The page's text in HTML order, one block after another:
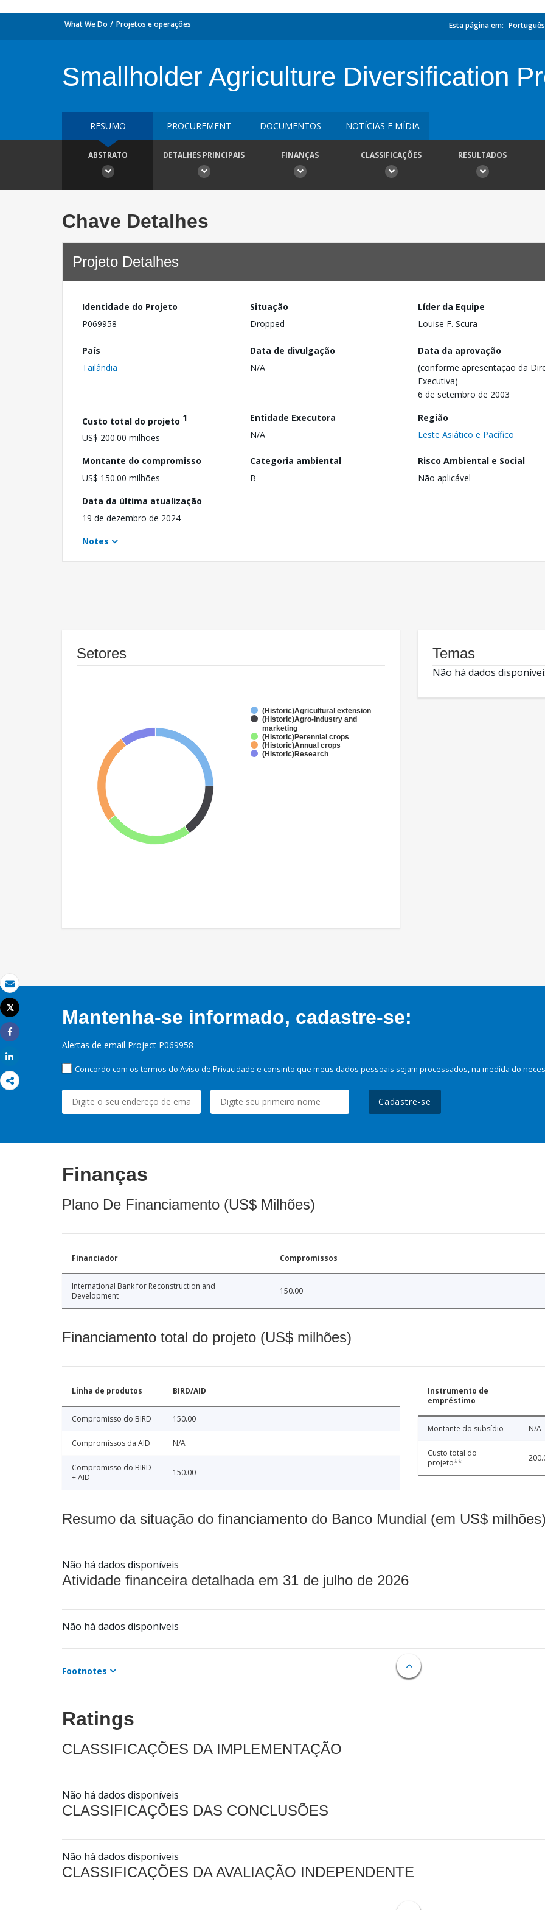
Email
Imprimir
Tweet
Share
What We Do Projetos e operações Esta página em: Português
Smallholder Agriculture Diversification
RESUMO PROCUREMENT DOCUMENTOS NOTÍCIAS E MÍDIA
ABSTRATO DETALHES PRINCIPAIS FINANÇAS CLASSIFICAÇÕES RESULTADOS
Chave Detalhes
Projeto Detalhes
Identidade do Projeto
P069958
Situação
Dropped
Líder da Equipe
Louise F. Scura
País
Tailândia
Data de divulgação
N/A
Data da aprovação
(conforme apresentação da
Executiva)
6 de setembro de 2003
Custo total do projeto 1
US$ 200.00 milhões
Entidade Executora
N/A
Região
Leste Asiático e Pacífico
Montante do compromisso
US$ 150.00 milhões
Categoria ambiental
B
Risco Ambiental e Social
Não aplicável
Data da última atualização
19 de dezembro de 2024
Notes
Setores
(Historic)Agricultural extension
(Historic)Agro-industry and
marketing
(Historic)Perennial crops
(Historic)Annual crops
(Historic)Research
Temas
Não há dados
Mantenha-se informado, cadastre-se:
Alertas de email Project P069958
Concordo com os termos do Aviso de Privacidade e consinto que meus dados pessoais sejam processados, na medida do
Cadastre-se
Finanças
Plano De Financiamento (US$ Milhões)
Financiador Compromissos
International Bank for Reconstruction and
Development
150.00
Financiamento total do projeto (US$ milhões)
Linha de produtos BIRD/AID
Compromisso do BIRD 150.00
Compromissos da AID N/A
Compromisso do BIRD
+ AID
150.00
Instrumento de
empréstimo
Montante do subsídio N/A
Custo total do
projeto**
Resumo da situação do financiamento do Banco Mundial (em US$
Não há dados disponíveis
Atividade financeira detalhada em 31 de julho de 2026
Não há dados disponíveis
Footnotes
Ratings
CLASSIFICAÇÕES DA IMPLEMENTAÇÃO
Não há dados disponíveis
CLASSIFICAÇÕES DAS CONCLUSÕES
Não há dados disponíveis
CLASSIFICAÇÕES DA AVALIAÇÃO INDEPENDENTE